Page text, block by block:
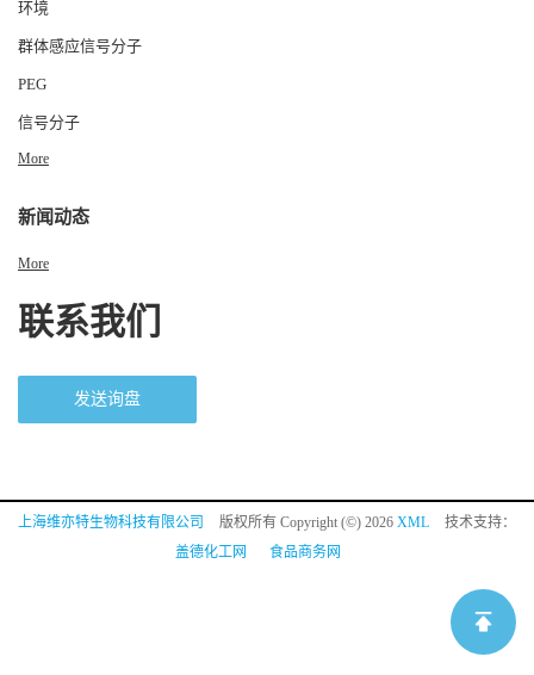
环境
群体感应信号分子
PEG
信号分子
More
新闻动态
More
联系我们
发送询盘
上海维亦特生物科技有限公司 版权所有 Copyright (©) 2026 XML
技术支持：
盖德化工网
食品商务网